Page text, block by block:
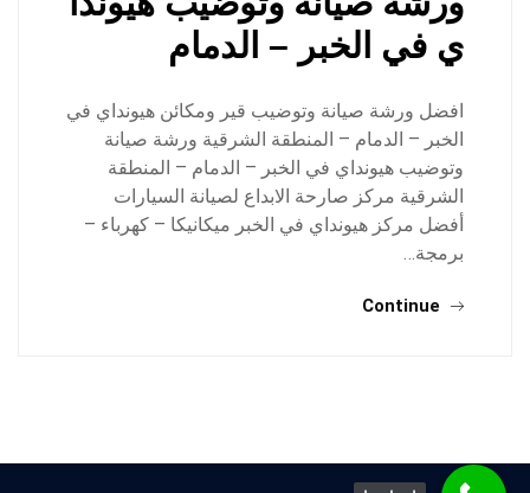
ي في الخبر – الدمام
افضل ورشة صيانة وتوضيب قير ومكائن هيونداي في
الخبر – الدمام – المنطقة الشرقية ورشة صيانة
وتوضيب هيونداي في الخبر – الدمام – المنطقة
الشرقية مركز صارحة الابداع لصيانة السيارات
أفضل مركز هيونداي في الخبر ميكانيكا – كهرباء –
برمجة…
Continue